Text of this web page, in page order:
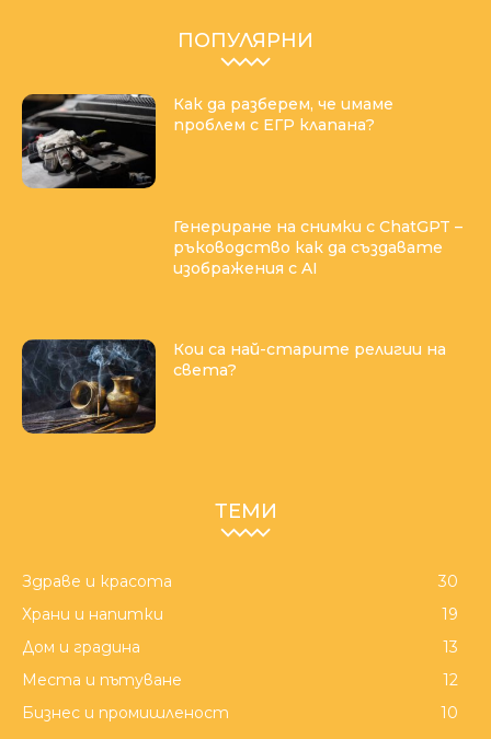
ПОПУЛЯРНИ
Как да разберем, че имаме
проблем с ЕГР клапана?
Генериране на снимки с ChatGPT –
ръководство как да създавате
изображения с AI
Кои са най-старите религии на
света?
ТЕМИ
Здраве и красота
30
Храни и напитки
19
Дом и градина
13
Места и пътуване
12
Бизнес и промишленост
10